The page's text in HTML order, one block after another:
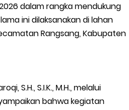
dalam rangka mendukung
ini dilaksanakan di lahan
Rangsang, Kabupaten
S.H., S.I.K., M.H., melalui
bahwa kegiatan